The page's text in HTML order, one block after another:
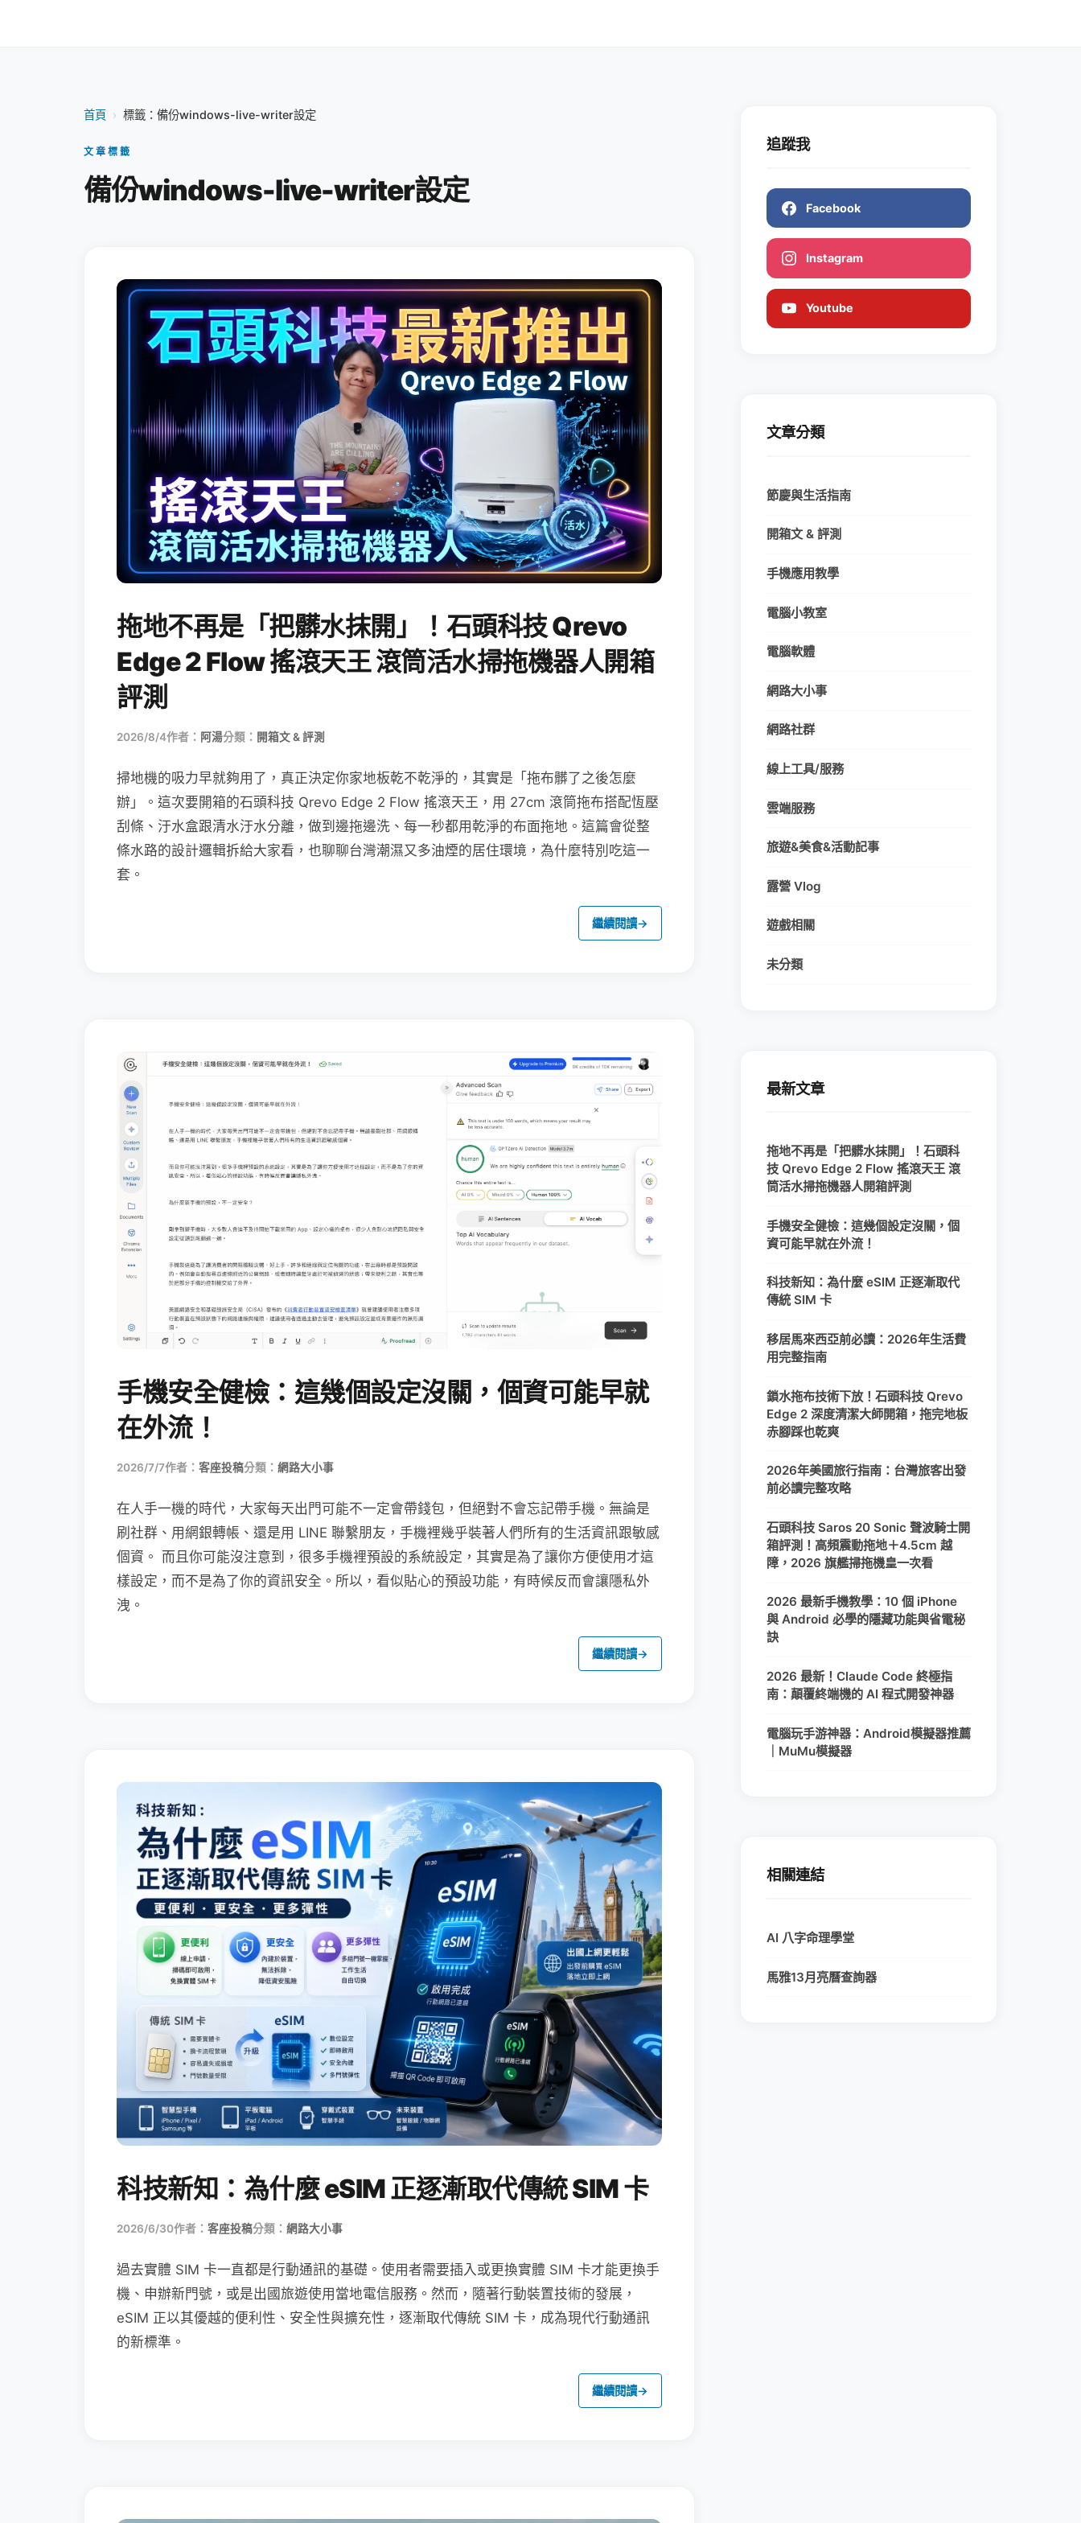
首頁 › 標籤：備份windows-live-writer設定
文章標籤
備份windows-live-writer設定
拖地不再是「把髒水抹開」！石頭科技 Qrevo
Edge 2 Flow 搖滾天王 滾筒活水掃拖機器人開箱
評測
2026/8/4作者： 阿湯分類： 開箱文 & 評測
掃地機的吸力早就夠用了，真正決定你家地板乾不乾淨的，其實是「拖布髒了之後怎麼
辦」。這次要開箱的石頭科技 Qrevo Edge 2 Flow 搖滾天王，用 27cm 滾筒拖布搭配恆壓
刮條、汙水盒跟清水汙水分離，做到邊拖邊洗、每一秒都用乾淨的布面拖地。這篇會從整
條水路的設計邏輯拆給大家看，也聊聊台灣潮濕又多油煙的居住環境，為什麼特別吃這一
套。
繼續閱讀→
手機安全健檢：這幾個設定沒關，個資可能早就
在外流！
2026/7/7作者： 客座投稿分類： 網路大小事
在人手一機的時代，大家每天出門可能不一定會帶錢包，但絕對不會忘記帶手機。無論是
刷社群、用網銀轉帳、還是用 LINE 聯繫朋友，手機裡幾乎裝著人們所有的生活資訊跟敏感
個資。 而且你可能沒注意到，很多手機裡預設的系統設定，其實是為了讓你方便使用才這
樣設定，而不是為了你的資訊安全。所以，看似貼心的預設功能，有時候反而會讓隱私外
洩。
繼續閱讀→
科技新知：為什麼 eSIM 正逐漸取代傳統 SIM 卡
2026/6/30作者： 客座投稿分類： 網路大小事
過去實體 SIM 卡一直都是行動通訊的基礎。使用者需要插入或更換實體 SIM 卡才能更換手
機、申辦新門號，或是出國旅遊使用當地電信服務。然而，隨著行動裝置技術的發展，
eSIM 正以其優越的便利性、安全性與擴充性，逐漸取代傳統 SIM 卡，成為現代行動通訊
的新標準。
繼續閱讀→
追蹤我
Facebook
Instagram
Youtube
文章分類
節慶與生活指南
開箱文 & 評測
手機應用教學
電腦小教室
電腦軟體
網路大小事
網路社群
線上工具/服務
雲端服務
旅遊&美食&活動記事
露營 Vlog
遊戲相關
未分類
最新文章
拖地不再是「把髒水抹開」！石頭科
技 Qrevo Edge 2 Flow 搖滾天王 滾
筒活水掃拖機器人開箱評測
手機安全健檢：這幾個設定沒關，個
資可能早就在外流！
科技新知：為什麼 eSIM 正逐漸取代
傳統 SIM 卡
移居馬來西亞前必讀：2026年生活費
用完整指南
鎖水拖布技術下放！石頭科技 Qrevo
Edge 2 深度清潔大師開箱，拖完地板
赤腳踩也乾爽
2026年美國旅行指南：台灣旅客出發
前必讀完整攻略
石頭科技 Saros 20 Sonic 聲波騎士開
箱評測！高頻震動拖地＋4.5cm 越
障，2026 旗艦掃拖機皇一次看
2026 最新手機教學：10 個 iPhone
與 Android 必學的隱藏功能與省電秘
訣
2026 最新！Claude Code 終極指
南：顛覆終端機的 AI 程式開發神器
電腦玩手游神器：Android模擬器推薦
｜MuMu模擬器
相關連結
AI 八字命理學堂
馬雅13月亮曆查詢器